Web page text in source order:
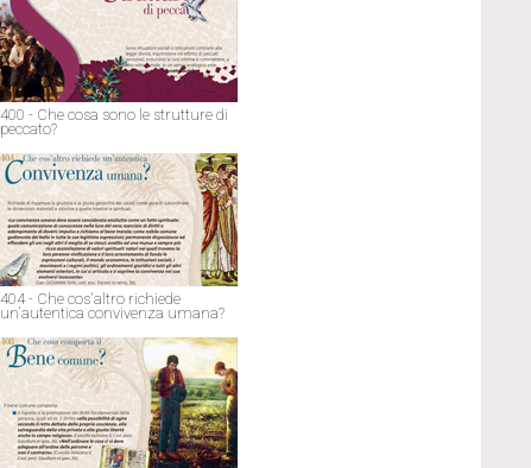
400 - Che cosa sono le strutture di
peccato?
404 - Che cos'altro richiede
un'autentica convivenza umana?